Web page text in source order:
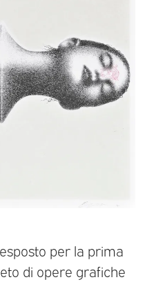
per la prima
di opere grafiche